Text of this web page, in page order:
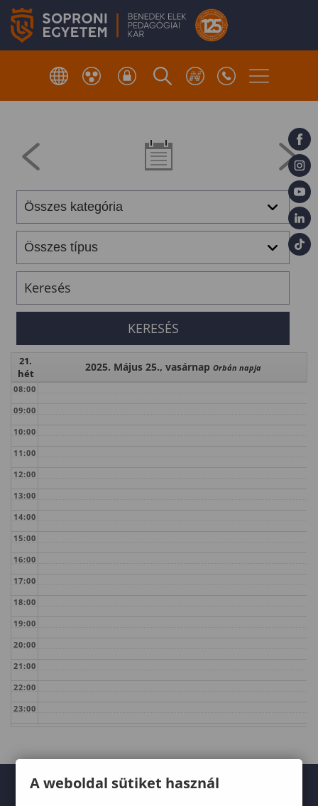
21.
hét
2025. Május 25., vasárnap Orbán napja
08:00
09:00
10:00
11:00
12:00
13:00
14:00
15:00
16:00
17:00
18:00
19:00
20:00
21:00
22:00
23:00
A weboldal sütiket használ